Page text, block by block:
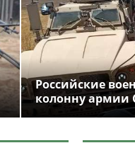
Российские
колонну